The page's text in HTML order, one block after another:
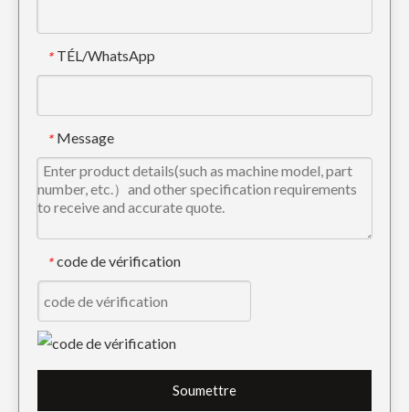
* TÉL/WhatsApp
* Message
* code de vérification
Soumettre